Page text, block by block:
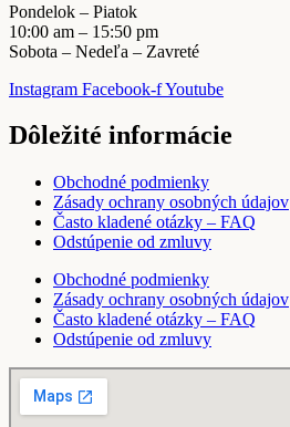
Pondelok – Piatok
10:00 am – 15:50 pm
Sobota – Nedeľa – Zavreté
Instagram Facebook-fYoutube
Dôležité informácie
Obchodné podmienky
Zásady ochrany osobných údajov
Často kladené otázky – FAQ
Odstúpenie od zmluvy
Obchodné podmienky
Zásady ochrany osobných údajov
Často kladené otázky – FAQ
Odstúpenie od zmluvy